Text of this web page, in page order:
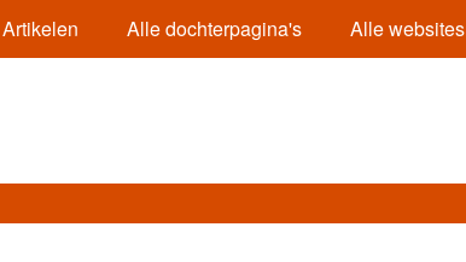
Artikelen Alle dochterpagina's Alle websites